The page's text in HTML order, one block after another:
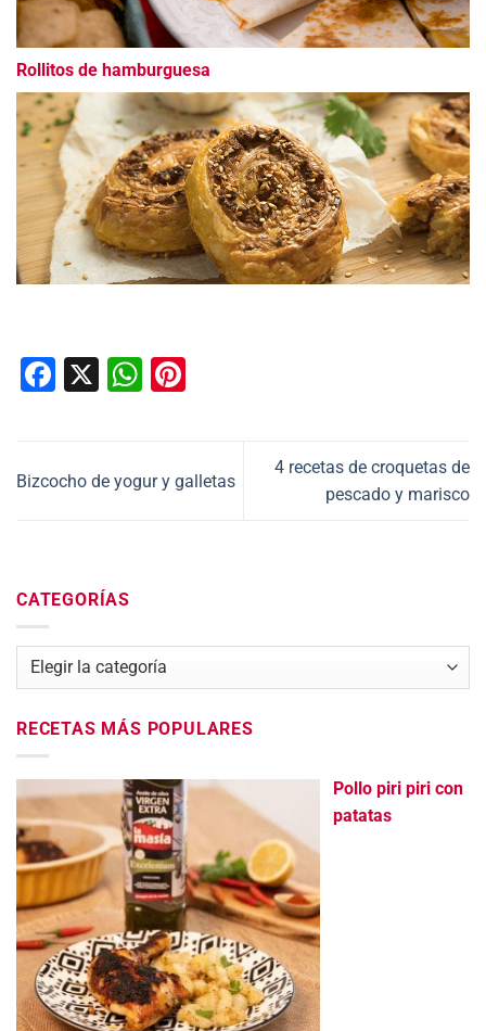
Rollitos de hamburguesa
Facebook
X WhatsApp
Bizcocho de yogur y galletas
4 recetas de croquetas de
pescado y marisco
CATEGORÍAS
Categorías
RECETAS MÁS POPULARES
Pollo piri piri con
patatas